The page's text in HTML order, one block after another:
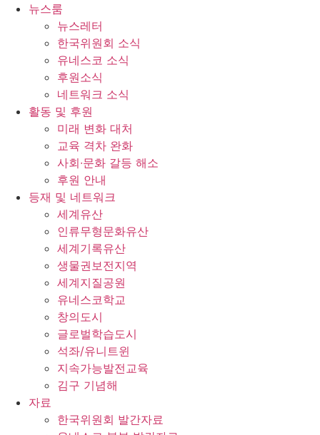
뉴스룸
뉴스레터
한국위원회 소식
유네스코 소식
후원소식
네트워크 소식
활동 및 후원
미래 변화 대처
교육 격차 완화
사회∙문화 갈등 해소
후원 안내
등재 및 네트워크
세계유산
인류무형문화유산
세계기록유산
생물권보전지역
세계지질공원
유네스코학교
창의도시
글로벌학습도시
석좌/유니트윈
지속가능발전교육
김구 기념해
자료
한국위원회 발간자료